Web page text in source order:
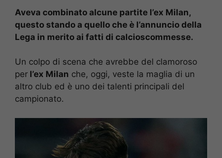
Aveva combinato alcune partite l’ex Milan,
questo stando a quello che è l’annuncio della
Lega in merito ai fatti di calcioscommesse.
Un colpo di scena che avrebbe del clamoroso
per l’ex Milan che, oggi, veste la maglia di un
altro club ed è uno dei talenti principali del
campionato.